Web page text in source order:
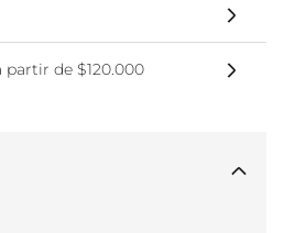
partir de $120.000